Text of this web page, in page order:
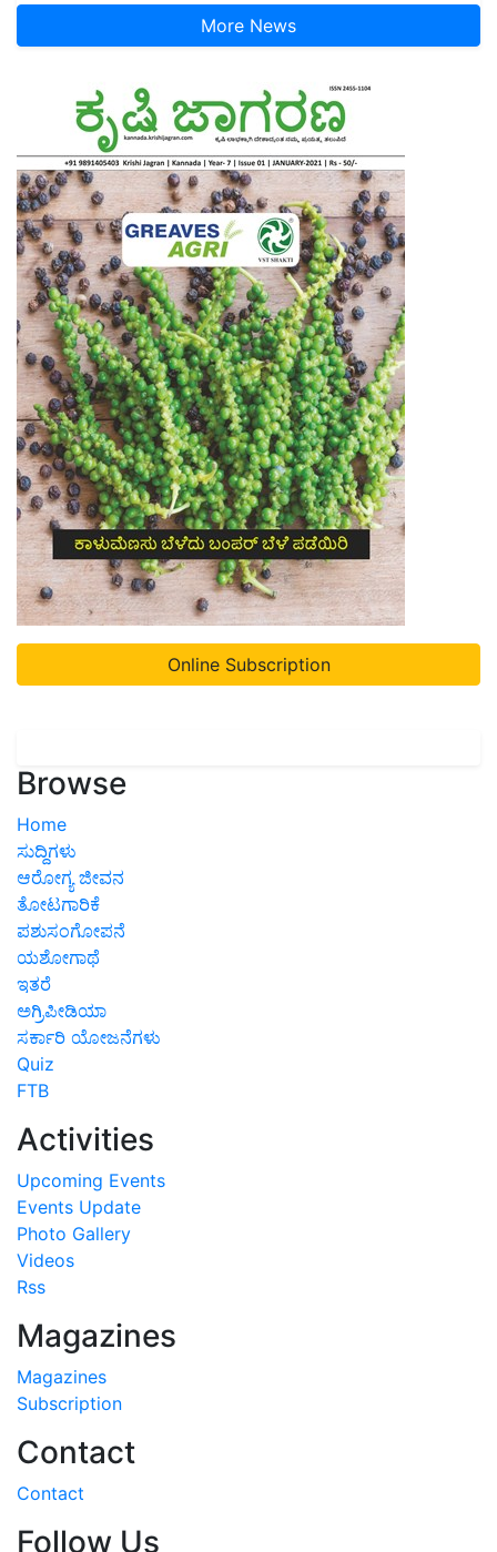
More News
Online Subscription
Browse
Home
ಸುದ್ದಿಗಳು
ಆರೋಗ್ಯ ಜೀವನ
ತೋಟಗಾರಿಕೆ
ಪಶುಸಂಗೋಪನೆ
ಯಶೋಗಾಥೆ
ಇತರೆ
ಅಗ್ರಿಪೀಡಿಯಾ
ಸರ್ಕಾರಿ ಯೋಜನೆಗಳು
Quiz
FTB
Activities
Upcoming Events
Events Update
Photo Gallery
Videos
Rss
Magazines
Magazines
Subscription
Contact
Contact
Follow Us